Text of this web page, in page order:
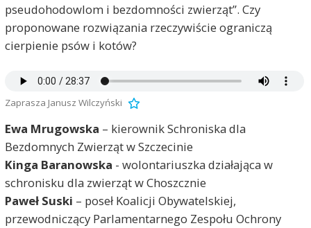
pseudohodowlom i bezdomności zwierząt”. Czy
proponowane rozwiązania rzeczywiście ograniczą
cierpienie psów i kotów?
Zaprasza Janusz Wilczyński
Ewa Mrugowska – kierownik Schroniska dla
Bezdomnych Zwierząt w Szczecinie
Kinga Baranowska - wolontariuszka działająca w
schronisku dla zwierząt w Choszcznie
Paweł Suski – poseł Koalicji Obywatelskiej,
przewodniczący Parlamentarnego Zespołu Ochrony